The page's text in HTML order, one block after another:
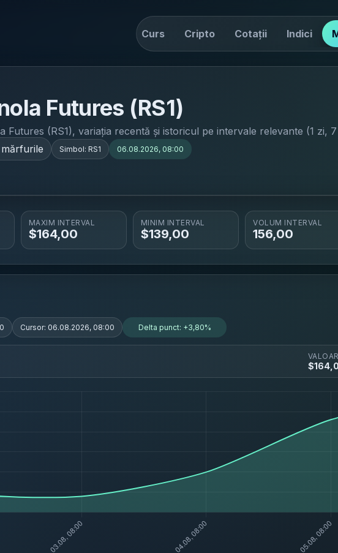
Curs Cripto Cotații Indici
Futures (RS1)
Futures (RS1), variația recentă și istoricul pe intervale relevante (1 zi,
Simbol: RS1 06.08.2026, 08:00
MAXIM INTERVAL
$164,00
MINIM INTERVAL
$139,00
VOLUM INTERVAL
156,00
Cursor: 06.08.2026, 08:00 Delta punct: +3,80%
$